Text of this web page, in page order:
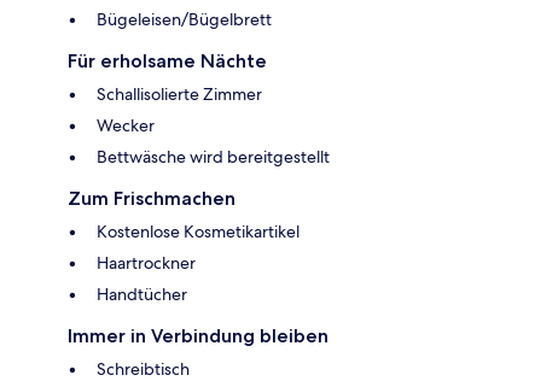
Bügeleisen/Bügelbrett
Für erholsame Nächte
Schallisolierte Zimmer
Wecker
Bettwäsche wird bereitgestellt
Zum Frischmachen
Kostenlose Kosmetikartikel
Haartrockner
Handtücher
Immer in Verbindung bleiben
Schreibtisch